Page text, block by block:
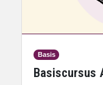
Basis
Basiscursus